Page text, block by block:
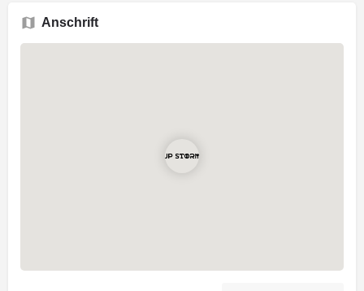
Anschrift